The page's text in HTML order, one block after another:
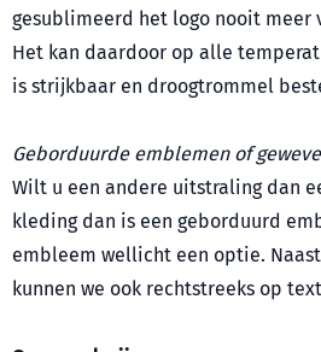
gesublimeerd het logo nooit meer
Het kan daardoor op alle
is strijkbaar en droogtrommel
Geborduurde emblemen of
Wilt u een andere uitstraling dan
kleding dan is een geborduurd
embleem wellicht een optie.
kunnen we ook rechtstreeks op